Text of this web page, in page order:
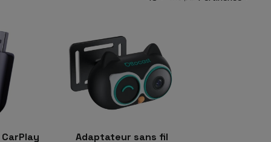
CarPlay
Adaptateur sans fil